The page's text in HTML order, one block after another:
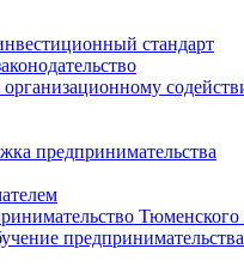
стандарт
организационному
предпринимательства
Тюменского
предпринимательства